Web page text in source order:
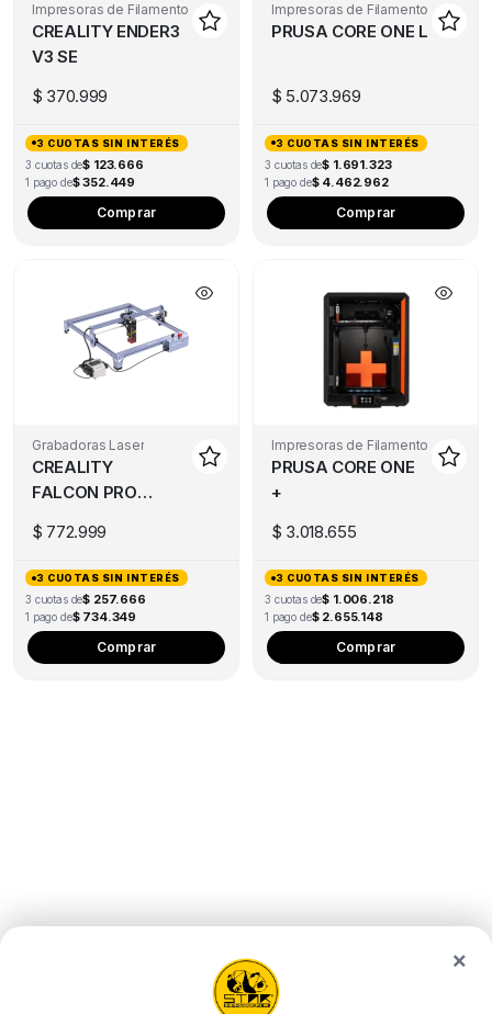
Impresoras de Filamento
CREALITY ENDER3
V3 SE
$ 370.999
3 CUOTAS SIN INTERÉS
3 cuotas de$ 123.666
1 pago de$ 352.449
Comprar
Impresoras de Filamento
PRUSA CORE ONE L
$ 5.073.969
3 CUOTAS SIN INTERÉS
3 cuotas de$ 1.691.323
1 pago de$ 4.462.962
Comprar
Grabadoras Laser
CREALITY
FALCON PRO
$ 772.999
3 CUOTAS SIN INTERÉS
3 cuotas de$ 257.666
1 pago de$ 734.349
Comprar
Impresoras de Filamento
PRUSA CORE ONE
+
$ 3.018.655
3 CUOTAS SIN INTERÉS
3 cuotas de$ 1.006.218
1 pago de$ 2.655.148
Comprar
×